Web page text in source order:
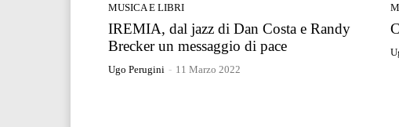
MUSICA E LIBRI
IREMIA, dal jazz di Dan Costa e Randy
Brecker un messaggio di pace
Ugo Perugini - 11 Marzo 2022